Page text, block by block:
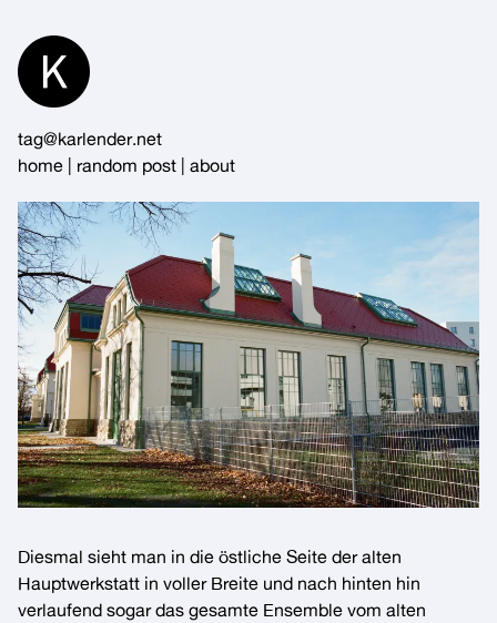
Content
tag@karlender.net
home
random post about
Diesmal sieht man in die östliche Seite der alten
Hauptwerkstatt in voller Breite und nach hinten hin
verlaufend sogardas gesamte Ensemble vom alten